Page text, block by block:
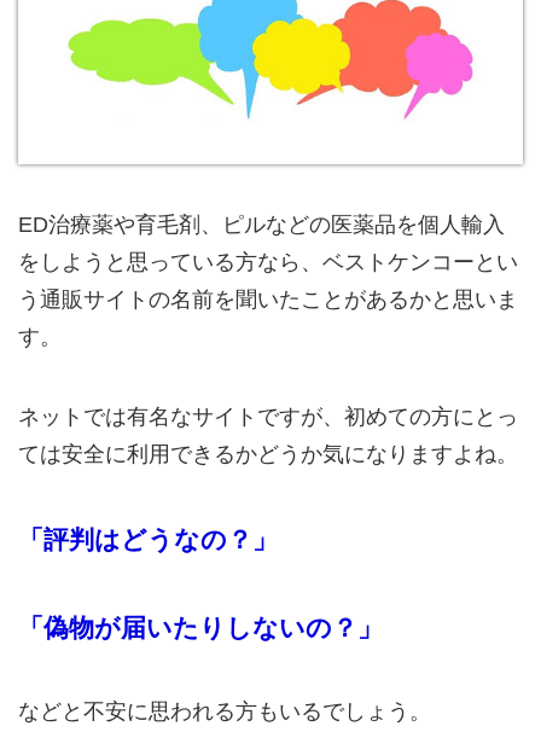
ED治療薬や育毛剤、ピルなどの医薬品を個人輸入
をしようと思っている方なら、ベストケンコーとい
う通販サイトの名前を聞いたことがあるかと思いま
す。
ネットでは有名なサイトですが、初めての方にとっ
ては安全に利用できるかどうか気になりますよね。
「評判はどうなの？」
「偽物が届いたりしないの？」
などと不安に思われる方もいるでしょう。